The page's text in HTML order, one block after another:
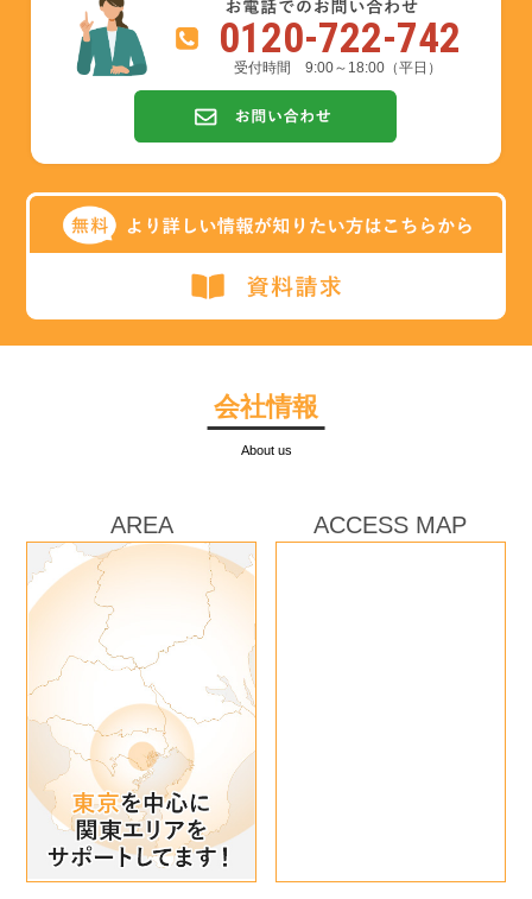
0120-722-742
受付時間 9:00～18:00（平日）
会社情報
About us
AREA ACCESS MAP